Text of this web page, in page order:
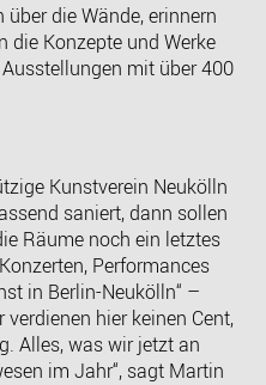
die Wände, erinnern
die Konzepte und Werke
mit über 400
Kunstverein Neukölln
saniert, dann sollen
Räume noch ein letztes
Performances
in Berlin-Neukölln“ –
hier keinen Cent,
Alles, was wir jetzt an
im Jahr“, sagt Martin